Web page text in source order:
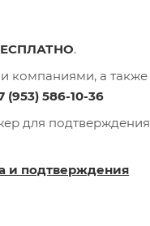
.
компаниями, а также
(953) 586-10-36
для подтверждения
и подтверждения